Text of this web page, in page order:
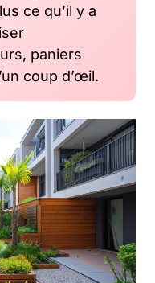
ce qu’il y a
paniers
coup d’œil.